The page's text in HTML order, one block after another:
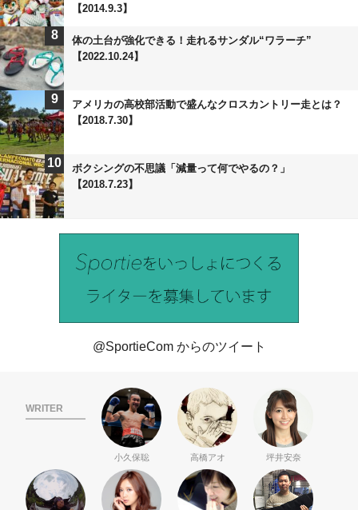
【2014.9.3】
8
体の土台が強化できる！走れるサンダル“ワラーチ”
【2022.10.24】
9
アメリカの高校部活動で盛んなクロスカントリー走とは？
【2018.7.30】
10
ボクシングの不思議「減量って何でやるの？」
【2018.7.23】
@SportieCom からのツイート
WRITER
小久保聡 高橋アオ 坪井安奈